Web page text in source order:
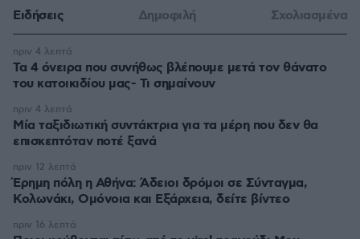
Ειδήσεις Δημοφιλή Σχολιασμένα
Τα 4 όνειρα που συνήθως βλέπουμε μετά τον θάνατο
του κατοικιδίου μας- Τι σημαίνουν
πριν 4 λεπτά
Μία ταξιδιωτική συντάκτρια για τα μέρη που δεν θα
επισκεπτόταν ποτέ ξανά
πριν 4 λεπτά
Έρημη πόλη η Αθήνα: Άδειοι δρόμοι σε Σύνταγμα,
Κολωνάκι, Ομόνοια και Εξάρχεια, δείτε βίντεο
πριν 12 λεπτά
πριν 16 λεπτά